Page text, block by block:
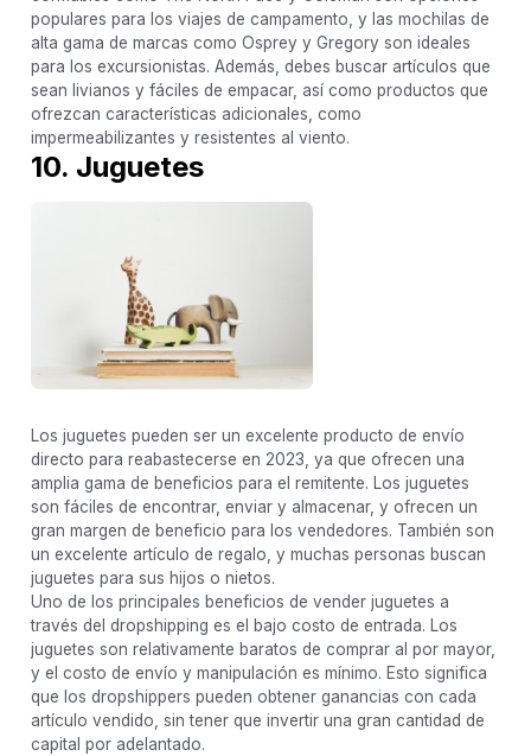
populares para los viajes de campamento, y las mochilas de
alta gama de marcas como Osprey y Gregory son ideales
para los excursionistas. Además, debes buscar artículos que
sean livianos y fáciles de empacar, así como productos que
ofrezcan características adicionales, como
impermeabilizantes y resistentes al viento.
10. Juguetes
Los juguetes pueden ser un excelente producto de envío
directo para reabastecerse en 2023, ya que ofrecen una
amplia gama de beneficios para el remitente. Los juguetes
son fáciles de encontrar, enviar y almacenar, y ofrecen un
gran margen de beneficio para los vendedores. También son
un excelente artículo de regalo, y muchas personas buscan
juguetes para sus hijos o nietos.
Uno de los principales beneficios de vender juguetes a
través del dropshipping es el bajo costo de entrada. Los
juguetes son relativamente baratos de comprar al por mayor,
y el costo de envío y manipulación es mínimo. Esto significa
que los dropshippers pueden obtener ganancias con cada
artículo vendido, sin tener que invertir una gran cantidad de
capital por adelantado.